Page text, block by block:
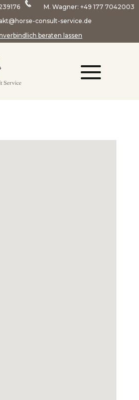
M. Wagner:+49 177 7042003
consult-service.de
beraten lassen